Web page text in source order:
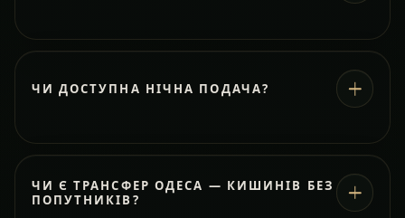
ЧИ ДОСТУПНА НІЧНА ПОДАЧА?
ЧИ Є ТРАНСФЕР ОДЕСА — КИШИНІВ БЕЗ
ПОПУТНИКІВ?